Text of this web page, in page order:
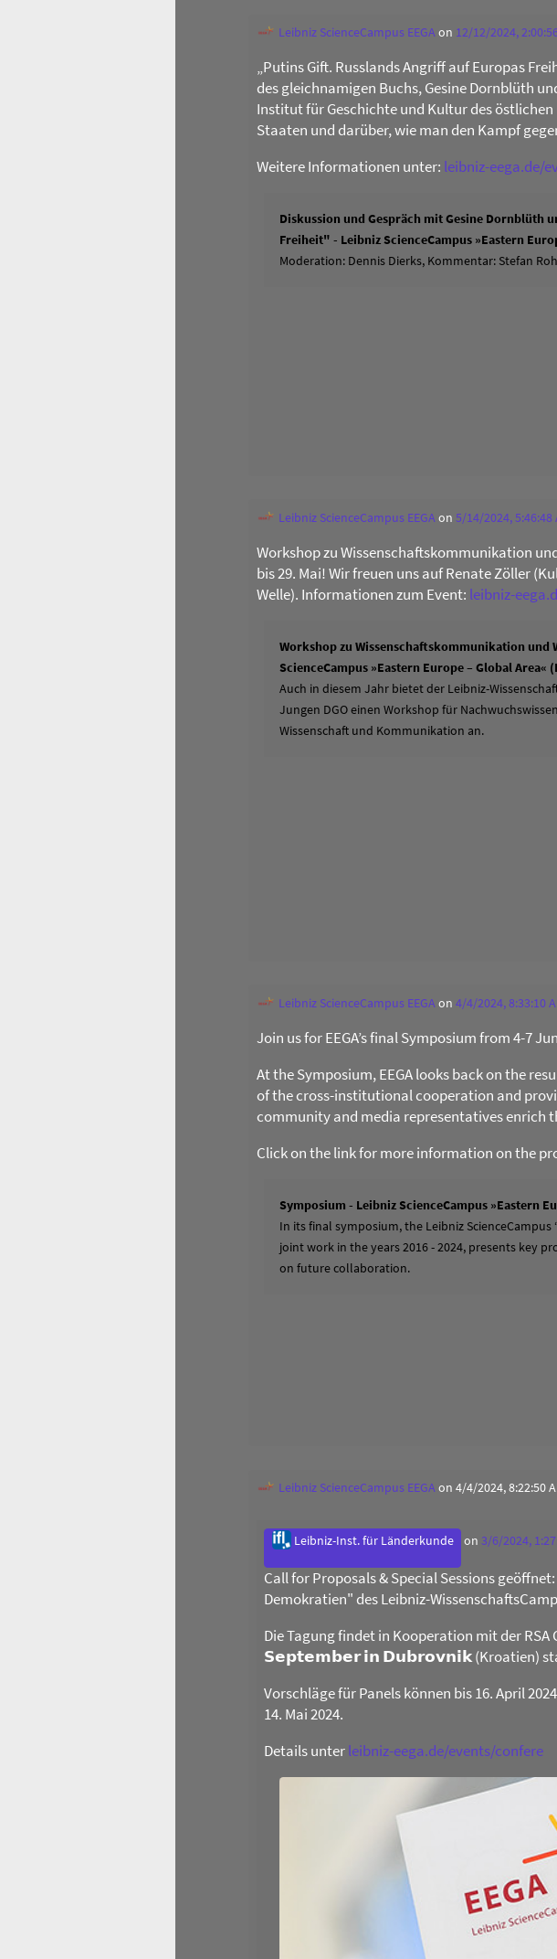
Leibniz ScienceCampus EEGAon 12/12/2024,
„Putins Gift. Russlands Angriff auf Europas
des gleichnamigen Buchs, Gesine Dornblüth
Institut für Geschichte und Kultur des
Staaten und darüber, wie man den Kampf
Weitere Informationen unter: leibniz-eega.de/
Diskussion und Gespräch mit Gesine Dornblüth
Freiheit" - Leibniz ScienceCampus »Eastern
Moderation: Dennis Dierks, Kommentar: Stefan
Leibniz ScienceCampus EEGAon 5/14/2024, 5:46:48
Workshop zu Wissenschaftskommunikation
bis 29. Mai! Wir freuen uns auf Renate Zöller
Welle). Informationen zum Event: leibniz-
Workshop zu Wissenschaftskommunikation und
ScienceCampus »Eastern Europe – Global Area«
Auch in diesem Jahr bietet der Leibniz-
Jungen DGO einen Workshop für
Wissenschaft und Kommunikation an.
Leibniz ScienceCampus EEGAon 4/4/2024, 8:33:10
Join us for EEGA’s final Symposium from 4-7
At the Symposium, EEGA looks back on the
of the cross-institutional cooperation and
community and media representatives enrich
Click on the link for more information on the
Symposium - Leibniz ScienceCampus »Eastern
In its final symposium, the Leibniz
joint work in the years 2016 - 2024, presents key
on future collaboration.
Leibniz ScienceCampus EEGAon 4/4/2024, 8:22:50
Leibniz-Inst. für Länderkunde on3/6/2024,
Call for Proposals & Special Sessions
Demokratien" des Leibniz-
Die Tagung findet in Kooperation mit der
𝗦𝗲𝗽𝘁𝗲𝗺𝗯𝗲𝗿 𝗶𝗻 𝗗𝘂𝗯𝗿𝗼𝘃𝗻𝗶𝗸 (Kroatien)
Vorschläge für Panels können bis 16. April
14. Mai 2024.
Details unterleibniz-eega.de/events/confere